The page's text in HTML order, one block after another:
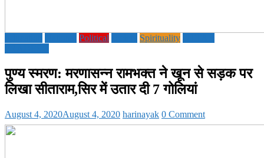
Political Spirituality
पुण्य स्मरण: मरणासन्न रामभक्त ने खून से सड़क पर
लिखा सीताराम,सिर में उतार दी 7 गोलियां
August 4, 2020August 4, 2020 harinayak 0 Comment